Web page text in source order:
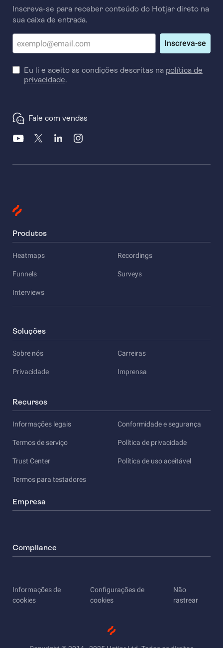
Inscreva-se para receber conteúdo do Hotjar direto na
sua caixa de entrada.
Inscreva-se
Eu li e aceito as condições descritas na política de
privacidade.
Fale com vendas
Produtos
Heatmaps Recordings
Funnels Surveys
Interviews
Soluções
Sobre nós Carreiras
Privacidade Imprensa
Recursos
Informações legais Conformidade e segurança
Termos de serviço Política de privacidade
Trust Center Política de uso aceitável
Termos para testadores
Empresa
Compliance
Informações de
cookies
Configurações de
cookies
Não
rastrear